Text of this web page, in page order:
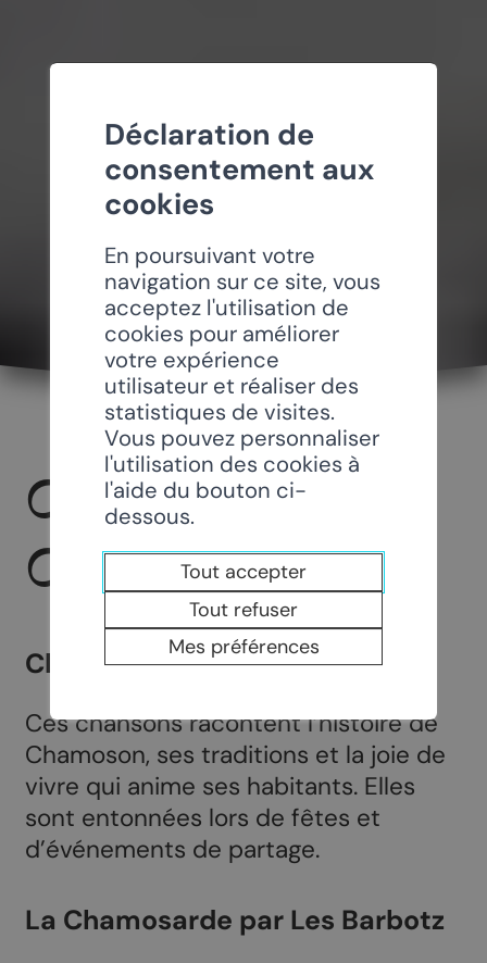
CHANSONS
CHAMOSARDES
Chantez avec nous !
Ces chansons racontent l’histoire de
Chamoson, ses traditions et la joie de
vivre qui anime ses habitants. Elles
sont entonnées lors de fêtes et
d’événements de partage.
La Chamosarde par Les Barbotz
Déclaration de
consentement aux
cookies
En poursuivant votre
navigation sur ce site, vous
acceptez l'utilisation de
cookies pour améliorer
votre expérience
utilisateur et réaliser des
statistiques de visites.
Vous pouvez personnaliser
l'utilisation des cookies à
l'aide du bouton ci-
dessous.
Tout accepter
Tout refuser
Mes préférences